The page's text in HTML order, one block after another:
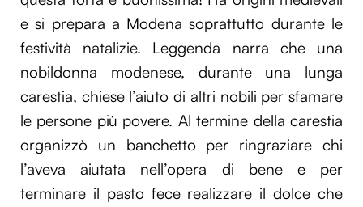
e si prepara a Modena soprattutto durante le
festività natalizie. Leggenda narra che una
nobildonna modenese, durante una lunga
carestia, chiese l’aiuto di altri nobili per sfamare
le persone più povere. Al termine della carestia
organizzò un banchetto per ringraziare chi
l’aveva aiutata nell’opera di bene e per
terminare il pasto fece realizzare il dolce che